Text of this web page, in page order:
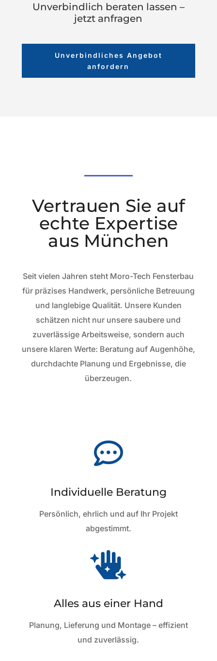
Unverbindlich beraten lassen –
jetzt anfragen
Unverbindliches Angebot
anfordern
Vertrauen Sie auf
echte Expertise
aus München
Seit vielen Jahren steht Moro-Tech Fensterbau
für präzises Handwerk, persönliche Betreuung
und langlebige Qualität. Unsere Kunden
schätzen nicht nur unsere saubere und
zuverlässige Arbeitsweise, sondern auch
unsere klaren Werte: Beratung auf Augenhöhe,
durchdachte Planung und Ergebnisse, die
überzeugen.

Individuelle Beratung
Persönlich, ehrlich und auf Ihr Projekt
abgestimmt.

Alles aus einer Hand
Planung, Lieferung und Montage – effizient
und zuverlässig.